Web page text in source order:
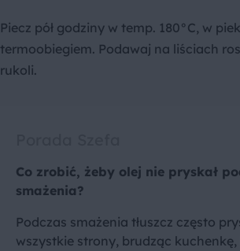
Piecz pół godziny w temp. 180°C, w
termoobiegiem. Podawaj na liściach
rukoli.
Co zrobić, żeby olej nie pryskał
smażenia?
Podczas smażenia tłuszcz często
wszystkie strony, brudząc kuchenkę,